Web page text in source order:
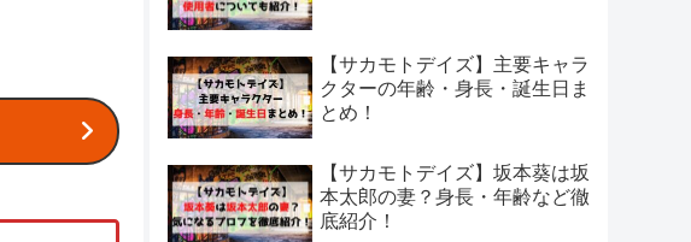
【サカモトデイズ】主要キャラ
クターの年齢・身長・誕生日ま
とめ！
【サカモトデイズ】坂本葵は坂
本太郎の妻？身長・年齢など徹
底紹介！